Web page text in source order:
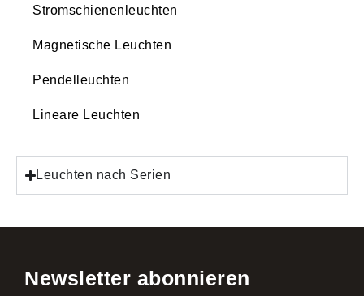
Stromschienenleuchten
Magnetische Leuchten
Pendelleuchten
Lineare Leuchten
Leuchten nach Serien
Newsletter abonnieren